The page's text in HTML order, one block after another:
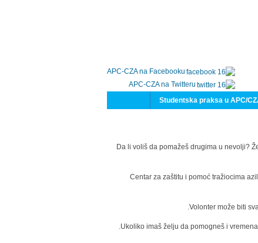
APC-CZA na Facebooku
APC-CZA na Twitteru
Studentska praksa u APC/
Da li voliš da pomažeš drugima u nevolji?
Centar za zaštitu i pomoć tražiocima
Volonter može biti
Ukoliko imaš želju da pomogneš i